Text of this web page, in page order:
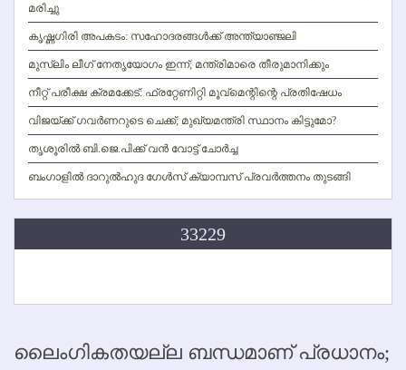
മരിച്ചു
കൃഷ്ണഗിരി അപകടം: സഹോദരങ്ങള്‍ക്ക് അന്ത്യാഞ്ജലി
മുസ്ലിം ലീഗ് നേതൃയോഗം ഇന്ന്; മന്ത്രിമാരെ തീരുമാനിക്കും
നീറ്റ് പരീക്ഷ ക്രമക്കേട്: ഫ്രറ്റേണിറ്റി മൂവ്‌മെന്റിന്റെ പ്രതിഷേധം
വിജയ്ക്ക് ഗവര്‍ണറുടെ ചെക്ക്; മുഖ്യമന്ത്രി സ്ഥാനം കിട്ടുമോ?
തൃശൂരില്‍ ബി.ജെ.പിക്ക് വന്‍ വോട്ട് ചോര്‍ച്ച
ബംഗാളില്‍ ദാറുല്‍ഹുദ ഗേള്‍സ് ക്യാമ്പസ് പ്രവര്‍ത്തനം തുടങ്ങി
33229
ലൈംഗികതയല്ല ബന്ധമാണ് പ്രധാനം;